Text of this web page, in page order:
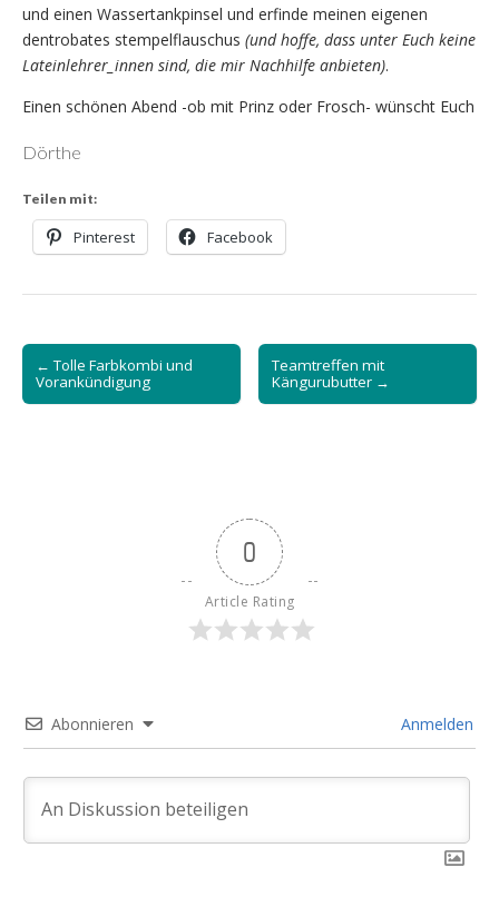
und einen Wassertankpinsel und erfinde meinen eigenen
dentrobates stempelflauschus (und hoffe, dass unter Euch keine
Lateinlehrer_innen sind, die mir Nachhilfe anbieten).
Einen schönen Abend -ob mit Prinz oder Frosch- wünscht Euch
Dörthe
Teilen mit:
Pinterest Facebook
Post
navigation
← Tolle Farbkombi und
Vorankündigung
Teamtreffen mit
Kängurubutter →
0
Article Rating
Abonnieren Anmelden